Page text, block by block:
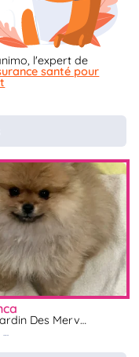
l'expert de
santé pour
Des Merveilles
10160